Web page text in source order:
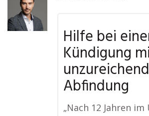
Hilfe bei
Kündigung
Abfindung
„Nach 12 Jahren